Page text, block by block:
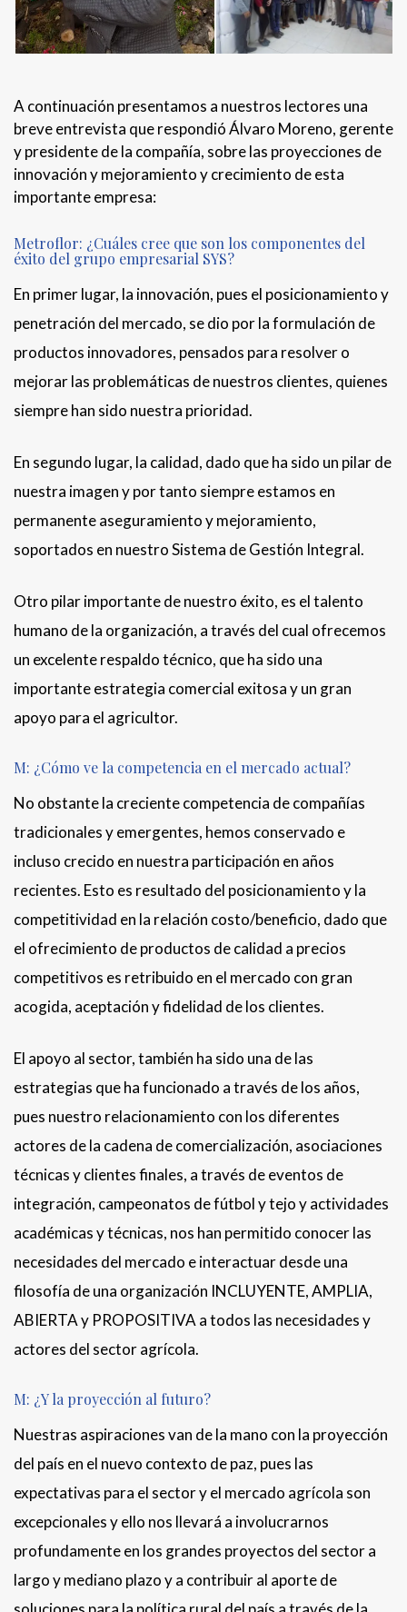
A continuación presentamos a nuestros lectores una
breve entrevista que respondió Álvaro Moreno, gerente
y presidente de la compañía, sobre las proyecciones de
innovación y mejoramiento y crecimiento de esta
importante empresa:
Metroflor: ¿Cuáles cree que son los componentes del
éxito del grupo empresarial SYS?
En primer lugar, la innovación, pues el posicionamiento y
penetración del mercado, se dio por la formulación de
productos innovadores, pensados para resolver o
mejorar las problemáticas de nuestros clientes, quienes
siempre han sido nuestra prioridad.
En segundo lugar, la calidad, dado que ha sido un pilar de
nuestra imagen y por tanto siempre estamos en
permanente aseguramiento y mejoramiento,
soportados en nuestro Sistema de Gestión Integral.
Otro pilar importante de nuestro éxito, es el talento
humano de la organización, a través del cual ofrecemos
un excelente respaldo técnico, que ha sido una
importante estrategia comercial exitosa y un gran
apoyo para el agricultor.
M: ¿Cómo ve la competencia en el mercado actual?
No obstante la creciente competencia de compañías
tradicionales y emergentes, hemos conservado e
incluso crecido en nuestra participación en años
recientes. Esto es resultado del posicionamiento y la
competitividad en la relación costo/beneficio, dado que
el ofrecimiento de productos de calidad a precios
competitivos es retribuido en el mercado con gran
acogida, aceptación y fidelidad de los clientes.
El apoyo al sector, también ha sido una de las
estrategias que ha funcionado a través de los años,
pues nuestro relacionamiento con los diferentes
actores de la cadena de comercialización, asociaciones
técnicas y clientes finales, a través de eventos de
integración, campeonatos de fútbol y tejo y actividades
académicas y técnicas, nos han permitido conocer las
necesidades del mercado e interactuar desde una
filosofía de una organización INCLUYENTE, AMPLIA,
ABIERTA y PROPOSITIVA a todos las necesidades y
actores del sector agrícola.
M: ¿Y la proyección al futuro?
Nuestras aspiraciones van de la mano con la proyección
del país en el nuevo contexto de paz, pues las
expectativas para el sector y el mercado agrícola son
excepcionales y ello nos llevará a involucrarnos
profundamente en los grandes proyectos del sector a
largo y mediano plazo y a contribuir al aporte de